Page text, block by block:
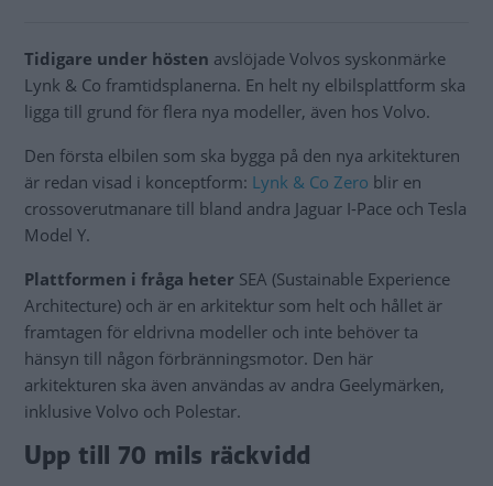
Tidigare under hösten avslöjade Volvos syskonmärke
Lynk & Co framtidsplanerna. En helt ny elbilsplattform ska
ligga till grund för flera nya modeller, även hos Volvo.
Den första elbilen som ska bygga på den nya arkitekturen
är redan visad i konceptform: Lynk & Co Zero blir en
crossoverutmanare till bland andra Jaguar I-Pace och Tesla
Model Y.
Plattformen i fråga heter SEA (Sustainable Experience
Architecture) och är en arkitektur som helt och hållet är
framtagen för eldrivna modeller och inte behöver ta
hänsyn till någon förbränningsmotor. Den här
arkitekturen ska även användas av andra Geelymärken,
inklusive Volvo och Polestar.
Upp till 70 mils räckvidd